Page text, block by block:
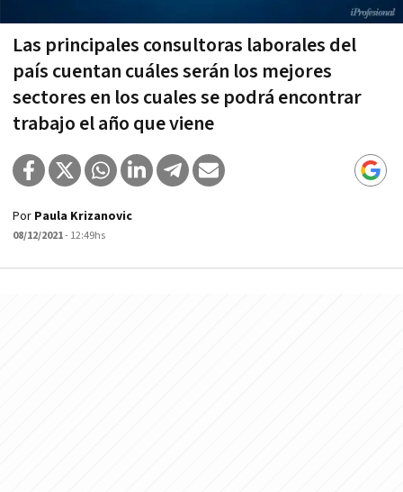
Las principales consultoras laborales del
país cuentan cuáles serán los mejores
sectores en los cuales se podrá encontrar
trabajo el año que viene
Por Paula Krizanovic
08/12/2021- 12:49hs